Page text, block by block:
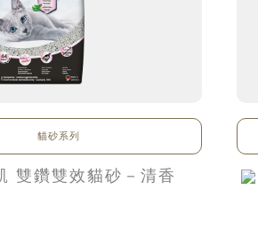
雙鑽雙效貓砂－清香
貓砂系列